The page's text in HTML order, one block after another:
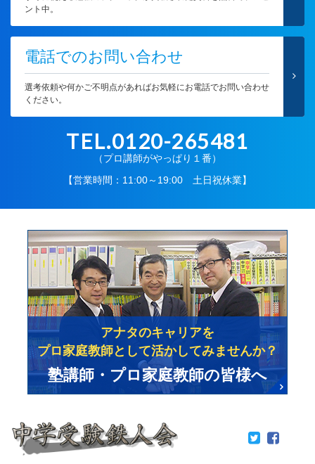
ント中。
電話でのお問い合わせ
選考依頼や何かご不明点があればお気軽にお電話でお問い合わせ
ください。
TEL.0120-265481
（プロ講師がやっぱり１番）
【営業時間：11:00～19:00 土日祝休業】
アナタのキャリアを
プロ家庭教師として活かしてみませんか？
塾講師・プロ家庭教師の皆様へ